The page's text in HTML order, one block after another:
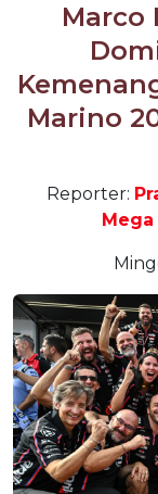
Marco
Marino
Reporter:
Mega